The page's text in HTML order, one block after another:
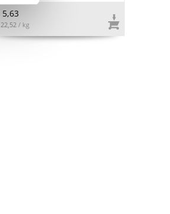
5,63
/ kg